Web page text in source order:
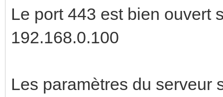
Le port 443 est bien ouvert
192.168.0.100
Les paramètres du serveur